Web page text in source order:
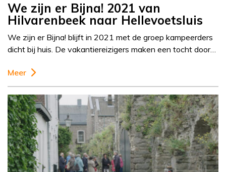
We zijn er Bijna! 2021 van
Hilvarenbeek naar Hellevoetsluis
We zijn er Bijna! blijft in 2021 met de groep kampeerders
dicht bij huis. De vakantiereizigers maken een tocht door…
Meer